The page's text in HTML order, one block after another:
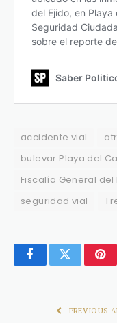
accidente vial
bulevar Playa del
Fiscalía General del
seguridad vial
FacebookTwitter
PREVIOUS